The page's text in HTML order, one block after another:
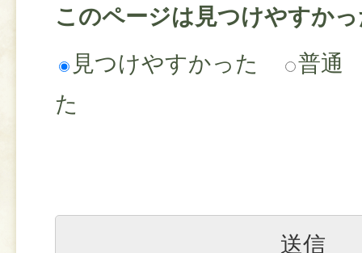
このページは見つけやすか
見つけやすかった
普通
た